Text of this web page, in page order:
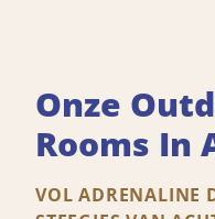
Onze
Rooms In
VOL ADRENALINE